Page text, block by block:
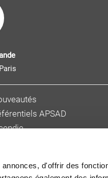
d'offrir des
APSAD
des risques